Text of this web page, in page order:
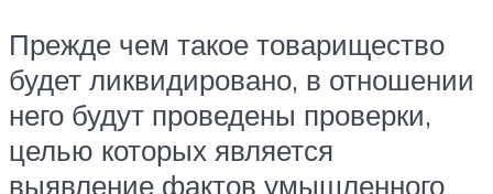
Прежде чем такое товарищество
будет ликвидировано, в отношении
него будут проведены проверки,
целью которых является
выявление фактов умышленного